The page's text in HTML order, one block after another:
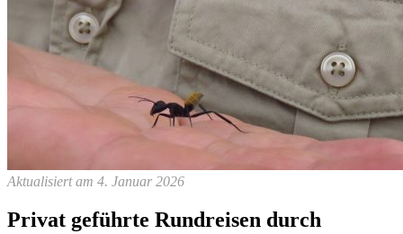
Aktualisiert am 4. Januar 2026
Privat geführte Rundreisen durch